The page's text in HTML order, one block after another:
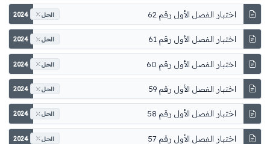
اختبار الفصل الأول رقم 62 2024 الحل
اختبار الفصل الأول رقم 61 2024 الحل
اختبار الفصل الأول رقم 60 2024 الحل
اختبار الفصل الأول رقم 59 2024 الحل
اختبار الفصل الأول رقم 58 2024 الحل
اختبار الفصل الأول رقم 57 2024 الحل